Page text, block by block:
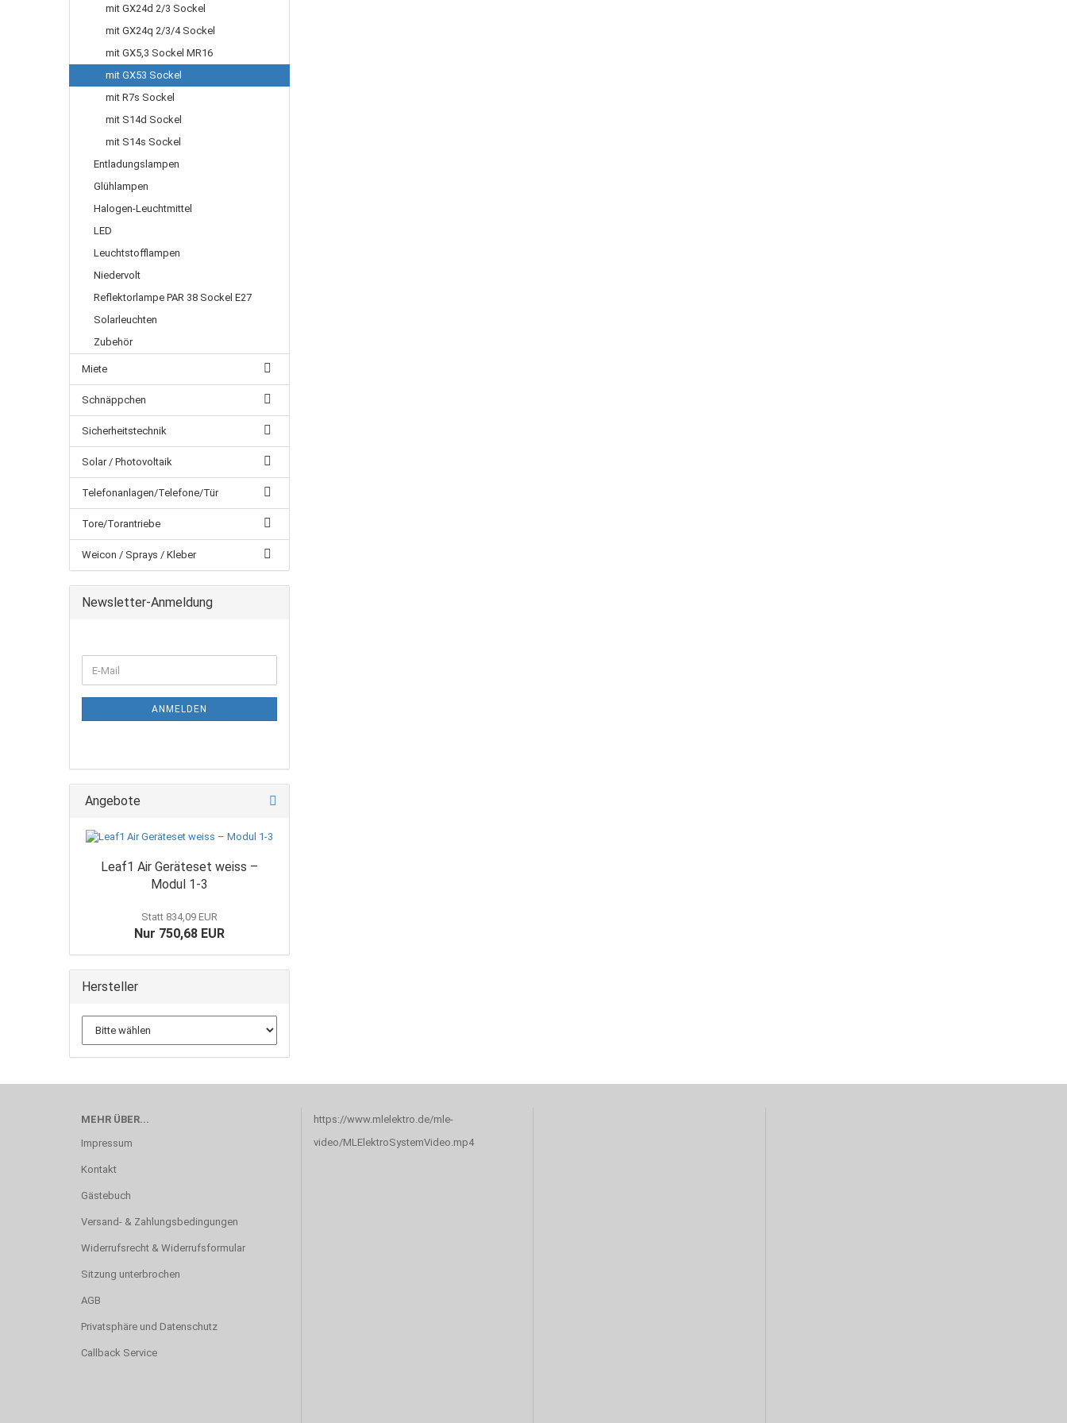
mit GX24d 2/3 Sockel
mit GX24q 2/3/4 Sockel
mit GX5,3 Sockel MR16
mit GX53 Sockel
mit R7s Sockel
mit S14d Sockel
mit S14s Sockel
Entladungslampen
Glühlampen
Halogen-Leuchtmittel
LED
Leuchtstofflampen
Niedervolt
Reflektorlampe PAR 38 Sockel E27
Solarleuchten
Zubehör
Miete
Schnäppchen
Sicherheitstechnik
Solar / Photovoltaik
Telefonanlagen/Telefone/Tür
Tore/Torantriebe
Weicon / Sprays / Kleber
Newsletter-Anmeldung
ANMELDEN
Angebote
Leaf1 Air Geräteset weiss –
Modul 1-3
Statt 834,09 EUR
Nur 750,68 EUR
Hersteller
MEHR ÜBER...
Impressum
Kontakt
Gästebuch
Versand- & Zahlungsbedingungen
Widerrufsrecht & Widerrufsformular
Sitzung unterbrochen
AGB
Privatsphäre und Datenschutz
Callback Service
https://www.mlelektro.de/mle-
video/MLElektroSystemVideo.mp4